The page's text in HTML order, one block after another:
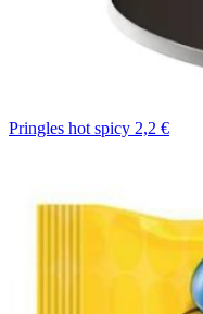
Pringles hot spicy 2,2 €